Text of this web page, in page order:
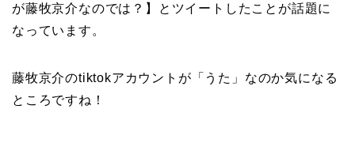
が藤牧京介なのでは？】とツイートしたことが話題に
なっています。
藤牧京介のtiktokアカウントが「うた」なのか気になる
ところですね！